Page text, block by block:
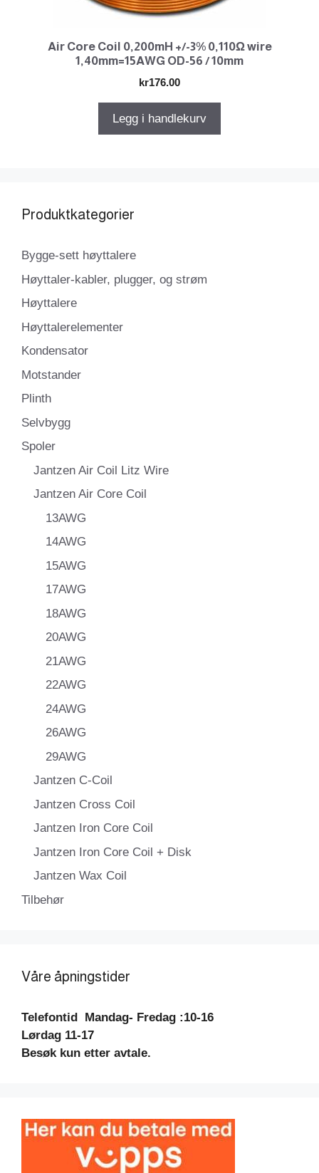
Air Core Coil 0,200mH +/-3% 0,110Ω wire
1,40mm=15AWG OD-56 / 10mm
kr176.00
Legg i handlekurv
Produktkategorier
Bygge-sett høyttalere
Høyttaler-kabler, plugger, og strøm
Høyttalere
Høyttalerelementer
Kondensator
Motstander
Plinth
Selvbygg
Spoler
Jantzen Air Coil Litz Wire
Jantzen Air Core Coil
13AWG
14AWG
15AWG
17AWG
18AWG
20AWG
21AWG
22AWG
24AWG
26AWG
29AWG
Jantzen C-Coil
Jantzen Cross Coil
Jantzen Iron Core Coil
Jantzen Iron Core Coil + Disk
Jantzen Wax Coil
Tilbehør
Våre åpningstider
Telefontid Mandag- Fredag :10-16
Lørdag 11-17
Besøk kun etter avtale.